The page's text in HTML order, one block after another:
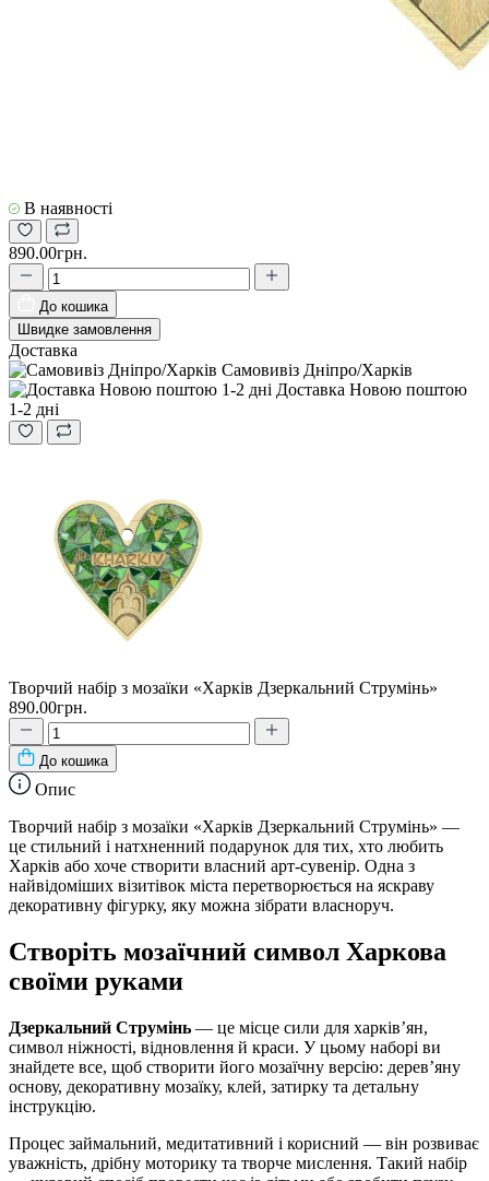
В наявності
890.00грн.
До кошика
Швидке замовлення
Доставка
Самовивіз Дніпро/Харків
Доставка Новою поштою
1-2 дні
Творчий набір з мозаїки «Харків Дзеркальний Струмінь»
890.00грн.
До кошика
Опис
Творчий набір з мозаїки «Харків Дзеркальний Струмінь» —
це стильний і натхненний подарунок для тих, хто любить
Харків або хоче створити власний арт-сувенір. Одна з
найвідоміших візитівок міста перетворюється на яскраву
декоративну фігурку, яку можна зібрати власноруч.
Створіть мозаїчний символ Харкова
своїми руками
Дзеркальний Струмінь — це місце сили для харків’ян,
символ ніжності, відновлення й краси. У цьому наборі ви
знайдете все, щоб створити його мозаїчну версію: дерев’яну
основу, декоративну мозаїку, клей, затирку та детальну
інструкцію.
Процес займальний, медитативний і корисний — він розвиває
уважність, дрібну моторику та творче мислення. Такий набір